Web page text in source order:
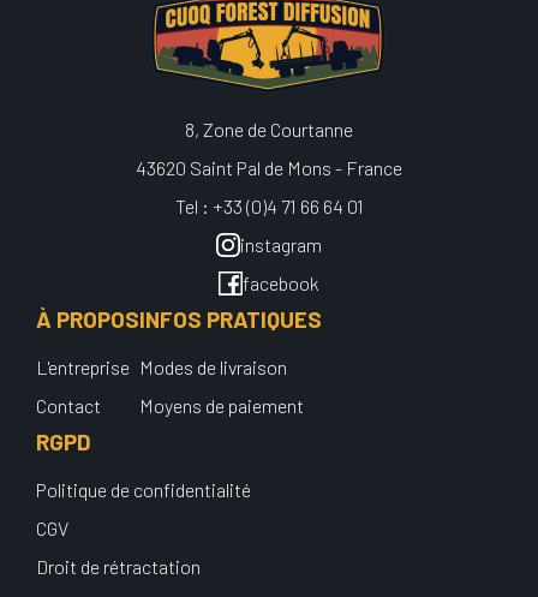
8, Zone de Courtanne
43620 Saint Pal de Mons - France
Tel : +33 (0)4 71 66 64 01
instagram
facebook
À PROPOS
L'entreprise
Contact
INFOS PRATIQUES
Modes de livraison
Moyens de paiement
RGPD
Politique de confidentialité
CGV
Droit de rétractation